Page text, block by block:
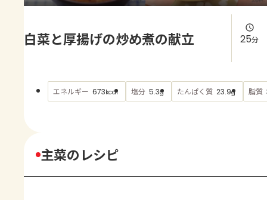
AJINOMOTO PARK とは
白菜と厚揚げの炒め煮の献立 25分
エネルギー 673kcal 塩分 5.3g たんぱく質 23.9g 脂質
主菜のレシピ